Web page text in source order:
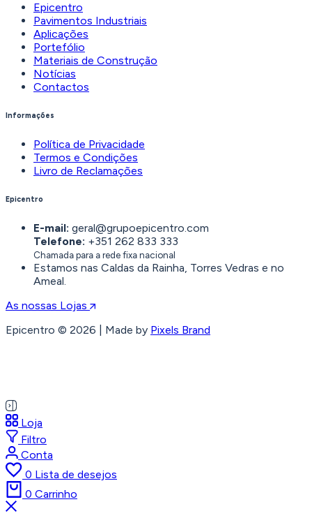
Epicentro
Pavimentos Industriais
Aplicações
Portefólio
Materiais de Construção
Notícias
Contactos
Informações
Política de Privacidade
Termos e Condições
Livro de Reclamações
Epicentro
E-mail: geral@grupoepicentro.com
Telefone: +351 262 833 333
Chamada para a rede fixa nacional
Estamos nas Caldas da Rainha, Torres Vedras e no
Ameal.
As nossas Lojas
Epicentro © 2026 | Made by Pixels Brand
Loja
Filtro
Conta
0 Lista de desejos
0 Carrinho